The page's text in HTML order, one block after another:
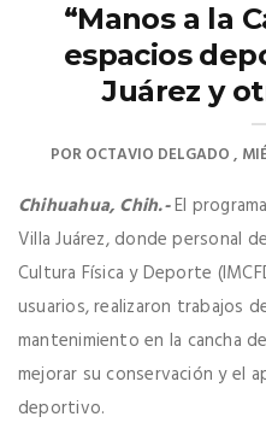
“Manos a la
espacios
Juárez y
POROCTAVIO DELGADO
Chihuahua, Chih.-El
Villa Juárez, donde personal
Cultura Física y Deporte
usuarios, realizaron trabajos
mantenimiento en la cancha
mejorar su conservación y el
deportivo.